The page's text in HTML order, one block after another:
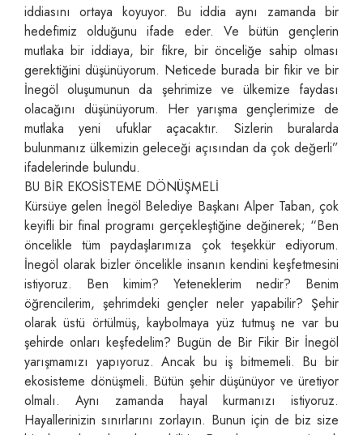
iddiasını ortaya koyuyor. Bu iddia aynı zamanda bir
hedefimiz olduğunu ifade eder. Ve bütün gençlerin
mutlaka bir iddiaya, bir fikre, bir önceliğe sahip olması
gerektiğini düşünüyorum. Neticede burada bir fikir ve bir
İnegöl oluşumunun da şehrimize ve ülkemize faydası
olacağını düşünüyorum. Her yarışma gençlerimize de
mutlaka yeni ufuklar açacaktır. Sizlerin buralarda
bulunmanız ülkemizin geleceği açısından da çok değerli”
ifadelerinde bulundu.
BU BİR EKOSİSTEME DÖNÜŞMELİ
Kürsüye gelen İnegöl Belediye Başkanı Alper Taban, çok
keyifli bir final programı gerçekleştiğine değinerek; “Ben
öncelikle tüm paydaşlarımıza çok teşekkür ediyorum.
İnegöl olarak bizler öncelikle insanın kendini keşfetmesini
istiyoruz. Ben kimim? Yeteneklerim nedir? Benim
öğrencilerim, şehrimdeki gençler neler yapabilir? Şehir
olarak üstü örtülmüş, kaybolmaya yüz tutmuş ne var bu
şehirde onları keşfedelim? Bugün de Bir Fikir Bir İnegöl
yarışmamızı yapıyoruz. Ancak bu iş bitmemeli. Bu bir
ekosisteme dönüşmeli. Bütün şehir düşünüyor ve üretiyor
olmalı. Aynı zamanda hayal kurmanızı istiyoruz.
Hayallerinizin sınırlarını zorlayın. Bunun için de biz size